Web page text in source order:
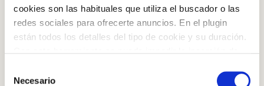
cookies son las habituales que utiliza el buscador o las
redes sociales para ofrecerte anuncios. En el plugin
están todos los detalles del tipo de cookie y su duración.
la web aparece cómo evitar las cookies en el navegador.
Necesario
Iniciar sessió amb Google